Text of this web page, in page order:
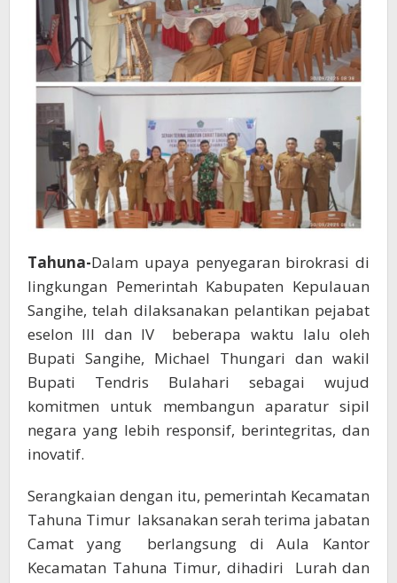
Tahuna-Dalam upaya penyegaran birokrasi di
lingkungan Pemerintah Kabupaten Kepulauan
Sangihe, telah dilaksanakan pelantikan pejabat
eselon III dan IV beberapa waktu lalu oleh
Bupati Sangihe, Michael Thungari dan wakil
Bupati Tendris Bulahari sebagai wujud
komitmen untuk membangun aparatur sipil
negara yang lebih responsif, berintegritas, dan
inovatif.
Serangkaian dengan itu, pemerintah Kecamatan
Tahuna Timur laksanakan serah terima jabatan
Camat yang berlangsung di Aula Kantor
Kecamatan Tahuna Timur, dihadiri Lurah dan